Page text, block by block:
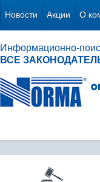
Новости Акции О
Информационно-
ВСЕ